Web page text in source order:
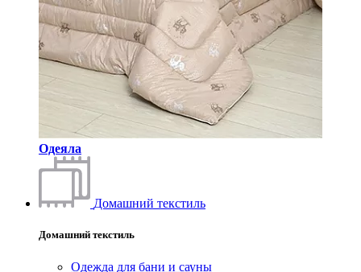
Одеяла
Домашний текстиль
Домашний текстиль
Одежда для бани и сауны